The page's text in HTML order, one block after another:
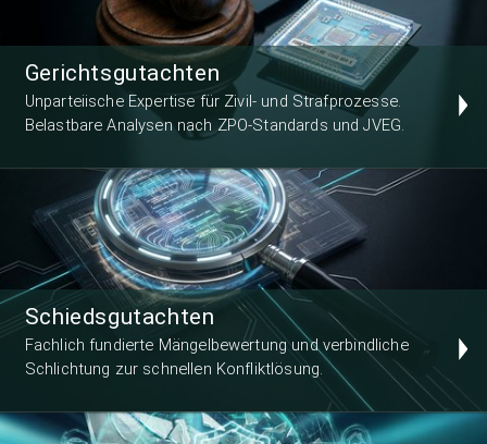
Gerichtsgutachten
Unparteiische Expertise für Zivil- und Strafprozesse.
Belastbare Analysen nach ZPO-Standards und JVEG.
Schiedsgutachten
Fachlich fundierte Mängelbewertung und verbindliche
Schlichtung zur schnellen Konfliktlösung.